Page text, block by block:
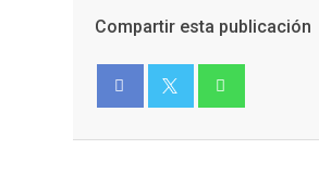
Compartir esta publicación